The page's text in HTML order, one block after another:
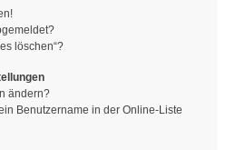
löschen“?
ändern?
Benutzername in der Online-Liste